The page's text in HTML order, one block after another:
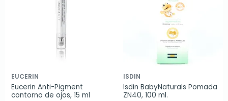
EUCERIN
Eucerin Anti-Pigment
contorno de ojos, 15 ml
ISDIN
Isdin BabyNaturals Pomada
ZN40, 100 ml.